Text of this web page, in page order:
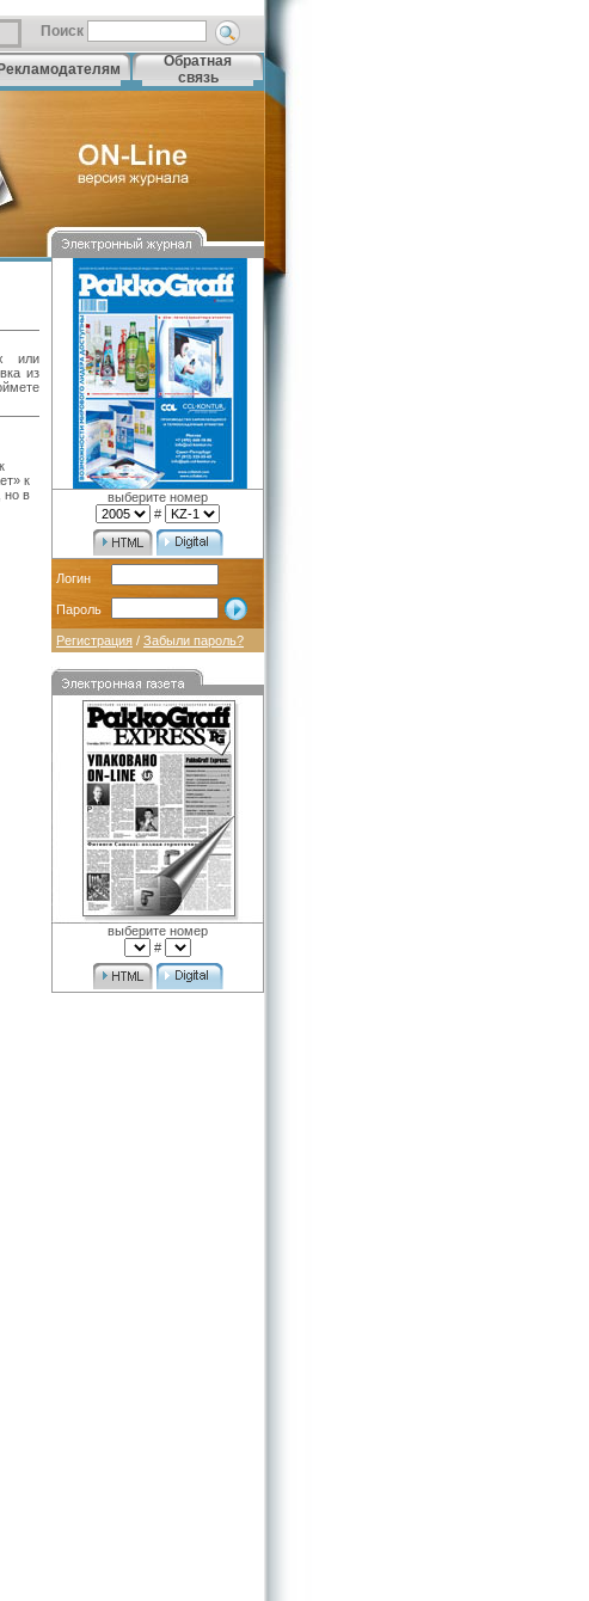
Поиск
Рекламодателям
Обратная
связь
или
из
к
но в
выберите номер
#
Логин
Пароль
Регистрация / Забыли пароль?
выберите номер
#